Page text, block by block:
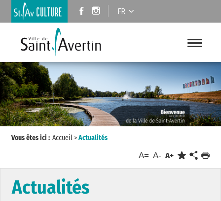
FR
Vous êtes ici : Accueil>Actualités
A= A- A+
Actualités